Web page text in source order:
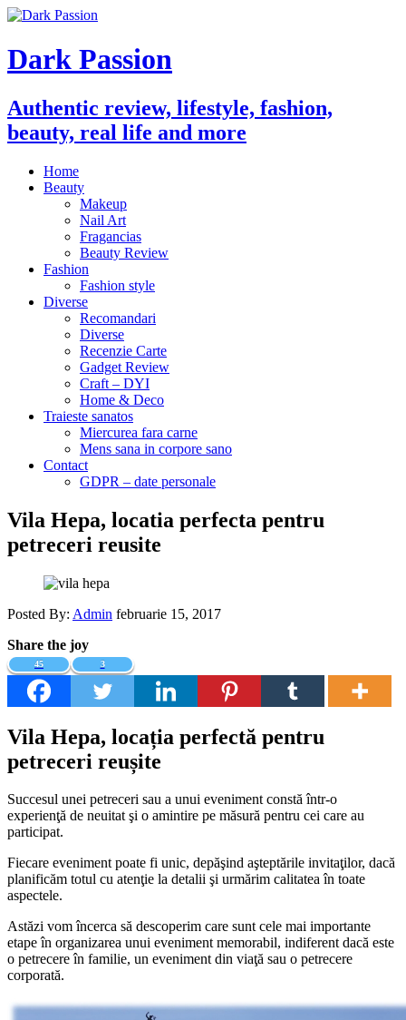
Dark Passion
Authentic review, lifestyle, fashion,
beauty, real life and more
Home
Beauty
Makeup
Nail Art
Fragancias
Beauty Review
Fashion
Fashion style
Diverse
Recomandari
Diverse
Recenzie Carte
Gadget Review
Craft – DYI
Home & Deco
Traieste sanatos
Miercurea fara carne
Mens sana in corpore sano
Contact
GDPR – date personale
Vila Hepa, locatia perfecta pentru
petreceri reusite
Posted By: Admin februarie 15, 2017
Share the joy
45 3
Vila Hepa, locația perfectă pentru
petreceri reușite
Succesul unei petreceri sau a unui eveniment constă într-o
experienţă de neuitat şi o amintire pe măsură pentru cei care au
participat.
Fiecare eveniment poate fi unic, depăşind aşteptările invitaţilor, dacă
planificăm totul cu atenţie la detalii şi urmărim calitatea în toate
aspectele.
Astăzi vom încerca să descoperim care sunt cele mai importante
etape în organizarea unui eveniment memorabil, indiferent dacă este
o petrecere în familie, un eveniment din viaţă sau o petrecere
corporată.